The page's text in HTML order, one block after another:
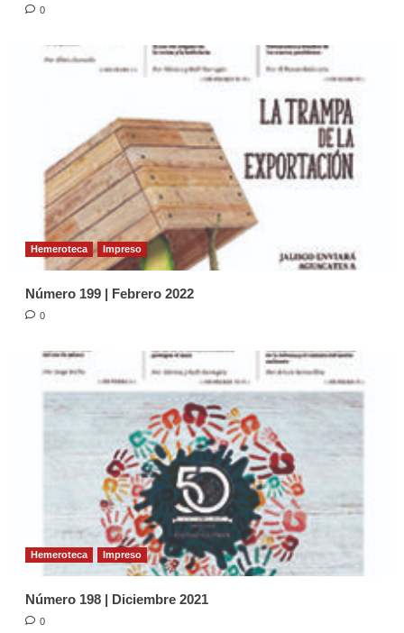
0
Hemeroteca Impreso
Número 199 | Febrero 2022
0
Hemeroteca Impreso
Número 198 | Diciembre 2021
0